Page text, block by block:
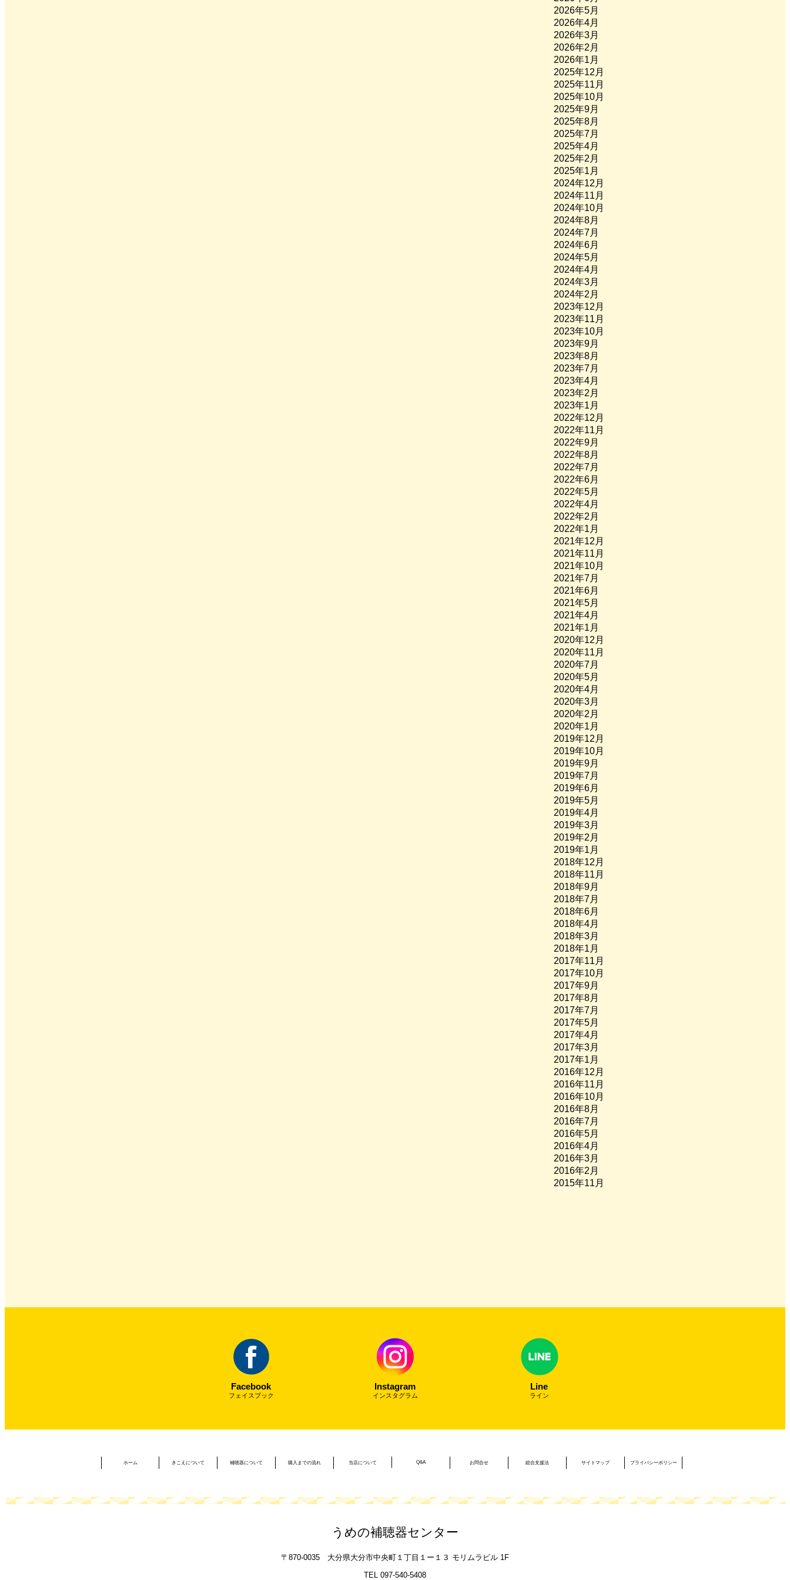
2026年5月
2026年4月
2026年3月
2026年2月
2026年1月
2025年12月
2025年11月
2025年10月
2025年9月
2025年8月
2025年7月
2025年4月
2025年2月
2025年1月
2024年12月
2024年11月
2024年10月
2024年8月
2024年7月
2024年6月
2024年5月
2024年4月
2024年3月
2024年2月
2023年12月
2023年11月
2023年10月
2023年9月
2023年8月
2023年7月
2023年4月
2023年2月
2023年1月
2022年12月
2022年11月
2022年9月
2022年8月
2022年7月
2022年6月
2022年5月
2022年4月
2022年2月
2022年1月
2021年12月
2021年11月
2021年10月
2021年7月
2021年6月
2021年5月
2021年4月
2021年1月
2020年12月
2020年11月
2020年7月
2020年5月
2020年4月
2020年3月
2020年2月
2020年1月
2019年12月
2019年10月
2019年9月
2019年7月
2019年6月
2019年5月
2019年4月
2019年3月
2019年2月
2019年1月
2018年12月
2018年11月
2018年9月
2018年7月
2018年6月
2018年4月
2018年3月
2018年1月
2017年11月
2017年10月
2017年9月
2017年8月
2017年7月
2017年5月
2017年4月
2017年3月
2017年1月
2016年12月
2016年11月
2016年10月
2016年8月
2016年7月
2016年5月
2016年4月
2016年3月
2016年2月
2015年11月
Facebook
フェイスブック
Instagram
インスタグラム
Line
ライン
ホーム きこえについて 補聴器について 購入までの流れ 当店について Q&A お問合せ 総合支援法 サイトマップ プライバシーポリシー
うめの補聴器センター
〒870-0035 大分県大分市中央町１丁目１ー１３ モリムラビル 1F
TEL 097-540-5408